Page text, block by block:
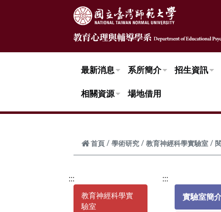
最新消息 系所簡介 招生資訊
相關資源 場地借用
首頁 學術研究 教育神經科學實驗室
:::
教育神經科學實
驗室
:::
實驗室簡